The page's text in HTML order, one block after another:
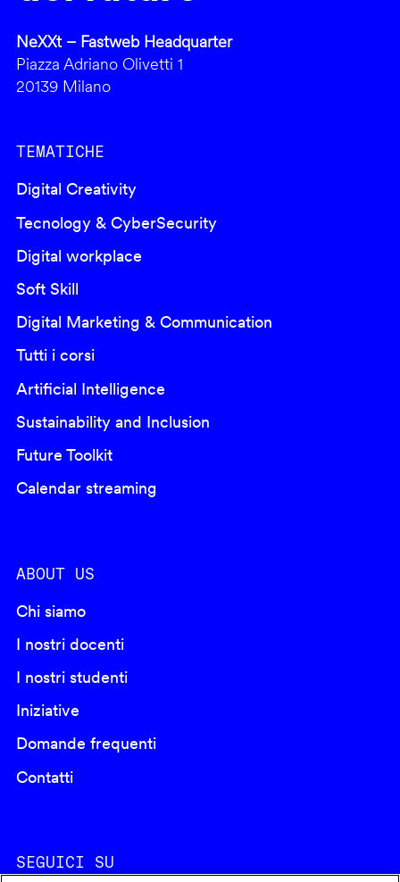
NeXXt – Fastweb Headquarter
Piazza Adriano Olivetti 1
20139 Milano
TEMATICHE
Digital Creativity
Tecnology & CyberSecurity
Digital workplace
Soft Skill
Digital Marketing & Communication
Tutti i corsi
Artificial Intelligence
Sustainability and Inclusion
Future Toolkit
Calendar streaming
ABOUT US
Chi siamo
I nostri docenti
I nostri studenti
Iniziative
Domande frequenti
Contatti
SEGUICI SU